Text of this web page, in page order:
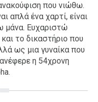
που νιώθω.
απλά ένα χαρτί, είναι
μάνα. Ευχαριστώ
το δικαστήριο που
ως μια γυναίκα που
η 54χρονη